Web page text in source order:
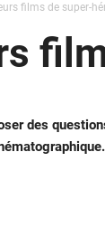
films de super-
des